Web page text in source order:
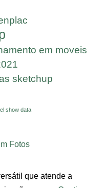
em moveis
sketchup
show data
Fotos
que atende a